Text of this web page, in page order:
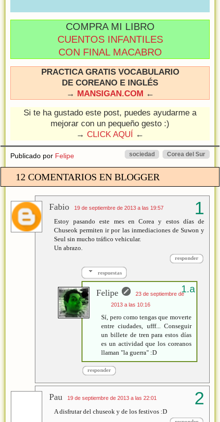
COMPRA MI LIBRO
CUENTOS INFANTILES
CON FINAL MACABRO
PRACTICA GRATIS VOCABULARIO
DE COREANO E INGLÉS
→ MANSIGAN.COM ←
Si te ha gustado este post, puedes ayudarme a
mejorar con un pequeño gesto :)
→ CLICK AQUÍ ←
Publicado por Felipe Corea del Sur
sociedad
12 COMENTARIOS EN BLOGGER
Fabio 19 de septiembre de 2013 a las 19:57
Estoy pasando este mes en Corea y estos días de
Chuseok permiten ir por las inmediaciones de Suwon y
Seul sin mucho tráfico vehicular.
Un abrazo.
responder
respuestas
Felipe
23 de septiembre de
2013 a las 10:16
Sí, pero como tengas que moverte
entre ciudades, ufff... Conseguir
un billete de tren para estos días
es un actividad que los coreanos
llaman "la guerra" :D
responder
Pau 19 de septiembre de 2013 a las 22:01
A disfrutar del chuseok y de los festivos :D